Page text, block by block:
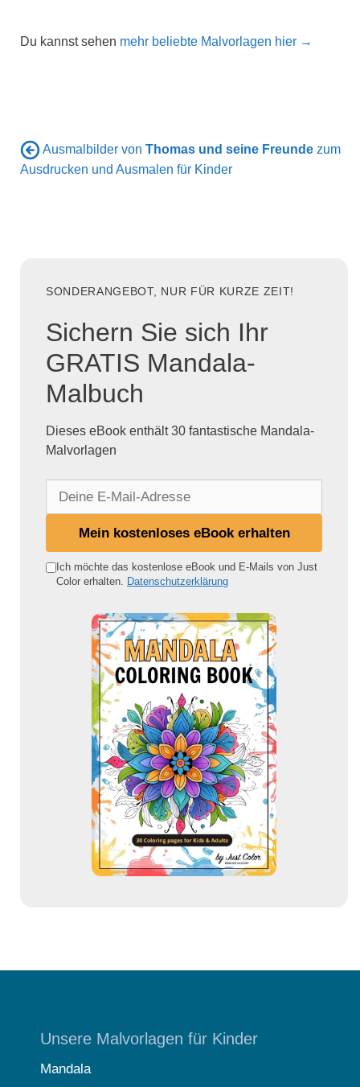
Du kannst sehen mehr beliebte Malvorlagen hier →
Ausmalbilder von Thomas und seine Freunde zum
Ausdrucken und Ausmalen für Kinder
SONDERANGEBOT, NUR FÜR KURZE ZEIT!
Sichern Sie sich Ihr
GRATIS Mandala-
Malbuch
Dieses eBook enthält 30 fantastische Mandala-
Malvorlagen
e
Mein kostenloses eBook erhalten
Ich möchte das kostenlose eBook und E-Mails von Just
Color erhalten. Datenschutzerklärung
Unsere Malvorlagen für Kinder
Mandala